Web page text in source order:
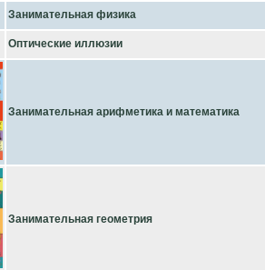
Занимательная физика
Оптические иллюзии
Занимательная арифметика и математика
Занимательная геометрия